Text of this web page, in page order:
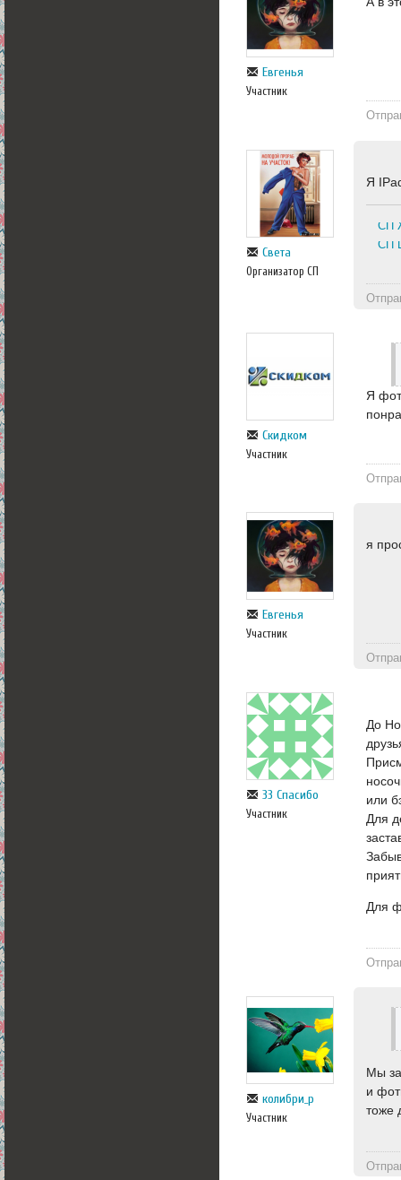
Евгенья
Участник
Света
Организатор СП
Я
СП
СП
Скидком
Участник
Я
Евгенья
Участник
я
33 Спасибо
Участник
До
или
Для
Для
колибри_р
Участник
Мы
и
тоже